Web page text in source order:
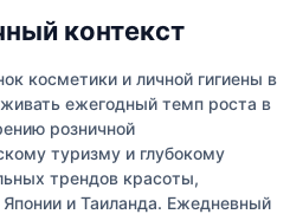
контекст
косметики и личной гигиены в
ежегодный темп роста в
розничной
туризму и глубокому
трендов красоты,
и Таиланда. Ежедневный